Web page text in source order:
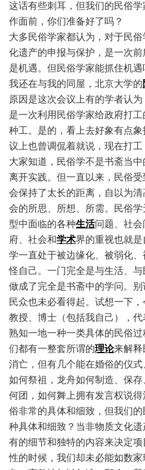
这话有些刺耳，但我们的民俗
作面前，你们准备好了吗？
大多民俗学家都认为，对于民
化遗产的申报与保护，是一次
是机遇。但民俗学家能抓住机遇
我还在与我的同屋，北京大学的
原因是这次会议上有的学者认
是一次利用民俗学家给政府打
种工。是的，看上去好象有点
议上也曾调侃着就说，现在打工
大家知道，民俗学不是书斋当
离开实践。但一直以来，民俗
会保持了太长的距离，自以为
会的所思、所想、所需。民俗
型中面临的各种生活问题、社会
府、社会和学术界的重视也就
学一直处于被边缘化、被弱化
怪自己。一门完全是与生活、
做成了完全是书斋中的学问。
民众也未必看得起。试想一下
教授、博士（包括我自己），
熟知一地一种一类具体的民俗过
们都有一整套所谓的理论来解释
消亡，但有几个能在婚俗的仪式
如何祭祖，龙舟如何制造、保
何团，如何舞上拥有发言权说
俗非常的具体和细致，但我们
种具体和细致？当非物质文化
有的细节和独特的内容来决定
性的时候，我们却未必能如数